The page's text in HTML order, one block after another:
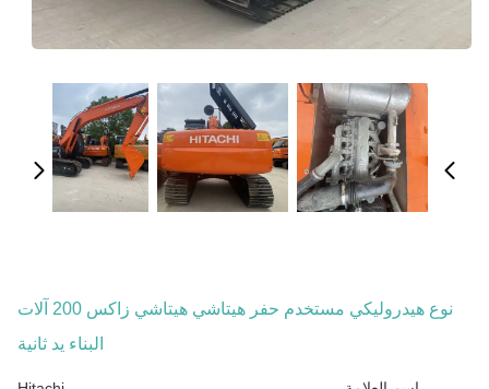
نوع هيدروليكي مستخدم حفر هيتاشي هيتاشي زاكس 200 آلات
البناء يد ثانية